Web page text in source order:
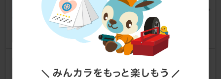
ALLIANAさん
18
0
フォレスター [SH]